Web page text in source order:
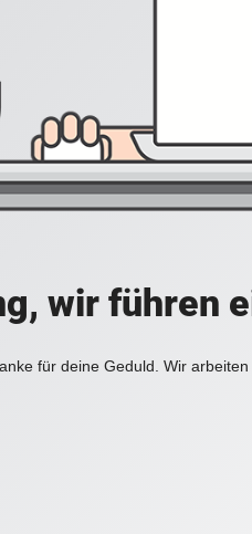
wir führen
für deine Geduld. Wir